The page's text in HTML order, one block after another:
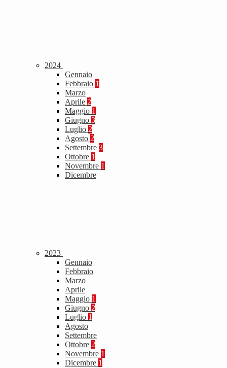
2024
Gennaio
Febbraio 1
Marzo
Aprile 2
Maggio 1
Giugno 3
Luglio 2
Agosto 2
Settembre 3
Ottobre 1
Novembre 1
Dicembre
2023
Gennaio
Febbraio
Marzo
Aprile
Maggio 1
Giugno 2
Luglio 1
Agosto
Settembre
Ottobre 2
Novembre 1
Dicembre 1